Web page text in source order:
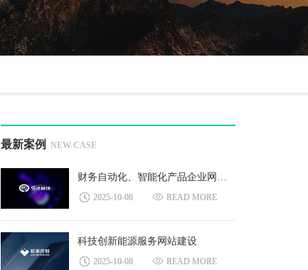
最新案例 NEW CASE
2025-10-08 READ MORE
科技创新能源服务网站建设
2025-10-08 READ MORE